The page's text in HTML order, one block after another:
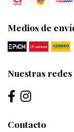
Medios de
Nuestras redes
Contacto